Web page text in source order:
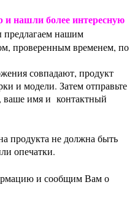
и нашли более интересную
нашим
проверенным временем, по
совпадают, продукт
и модели. Затем отправьте
ваше имя и контактный
продукта не должна быть
опечатки.
и сообщим Вам о